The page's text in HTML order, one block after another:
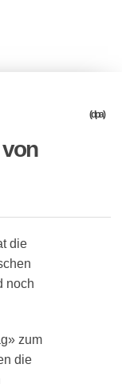
(dpa)
die
noch
zum
die